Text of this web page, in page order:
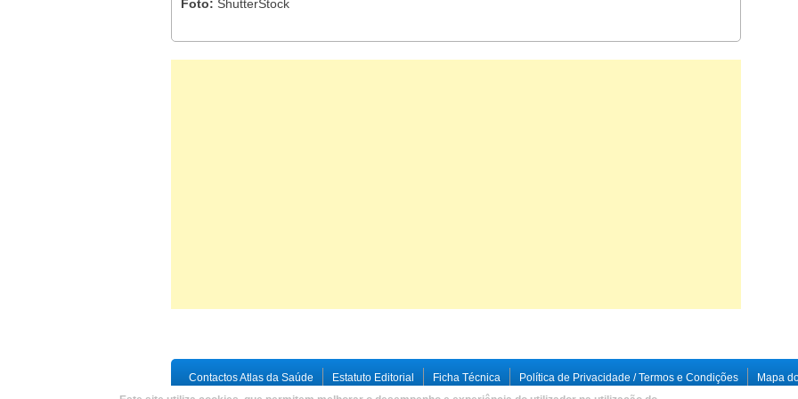
Foto: ShutterStock
Contactos Atlas da Saúde Estatuto Editorial Ficha Técnica Política de Privacidade / Termos e Condições
Mapa